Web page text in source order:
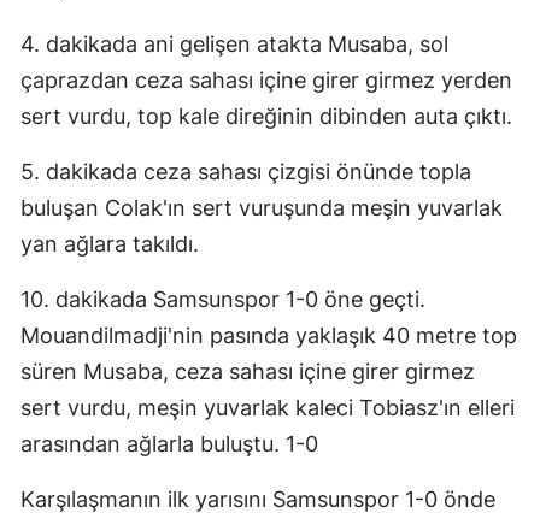
Elazığ
Erzincan
Eskişehir
Giresun
Gümüşhane
Hakkari
Isparta
4. dakikada ani gelişen atakta Musaba, sol
çaprazdan ceza sahası içine girer girmez yerden
sert vurdu, top kale direğinin dibinden auta çıktı.
5. dakikada ceza sahası çizgisi önünde topla
buluşan Colak'ın sert vuruşunda meşin yuvarlak
yan ağlara takıldı.
10. dakikada Samsunspor 1-0 öne geçti.
Mouandilmadji'nin pasında yaklaşık 40 metre top
süren Musaba, ceza sahası içine girer girmez
sert vurdu, meşin yuvarlak kaleci Tobiasz'ın elleri
arasından ağlarla buluştu. 1-0
Karşılaşmanın ilk yarısını Samsunspor 1-0 önde